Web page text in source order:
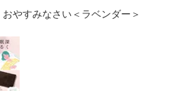
やすみなさい＜ラベンダー＞